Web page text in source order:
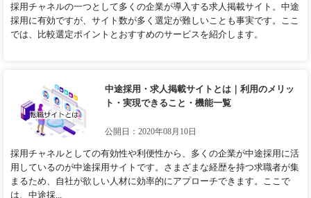
採用チャネルの一つとして多くの企業が導入する求人掲載サイト。中途
採用に有効ですが、サイト数が多く選定が難しいことも事実です。ここ
では、比較選定ポイントとおすすめのサービスを紹介します。
中途採用・求人掲載サイトとは｜利用のメリッ
ト・実現できること・機能一覧
公開日：2020年08月10日
採用チャネルとしての有効性や利便性から、多くの企業が中途採用に活
用しているのが中途採用サイトです。さまざまな経歴を持つ求職者が集
まるため、自社が欲しい人材に効率的にアプローチできます。ここで
は、中途採...